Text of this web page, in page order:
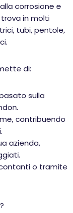
corrosione e
in molti
tubi, pentole,
di:
sulla
contribuendo
azienda,
o tramite